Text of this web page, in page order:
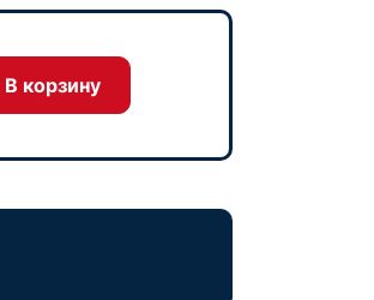
В корзину